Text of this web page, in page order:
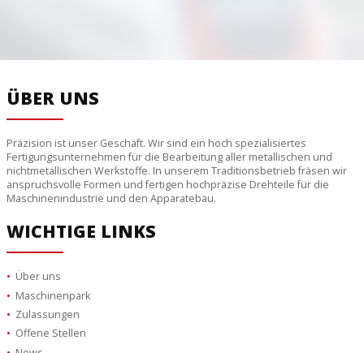
ÜBER UNS
Präzision ist unser Geschäft. Wir sind ein hoch spezialisiertes
Fertigungsunternehmen für die Bearbeitung aller metallischen und
nichtmetallischen Werkstoffe. In unserem Traditionsbetrieb fräsen wir
anspruchsvolle Formen und fertigen hochpräzise Drehteile für die
Maschinenindustrie und den Apparatebau.
WICHTIGE LINKS
Über uns
Maschinenpark
Zulassungen
Offene Stellen